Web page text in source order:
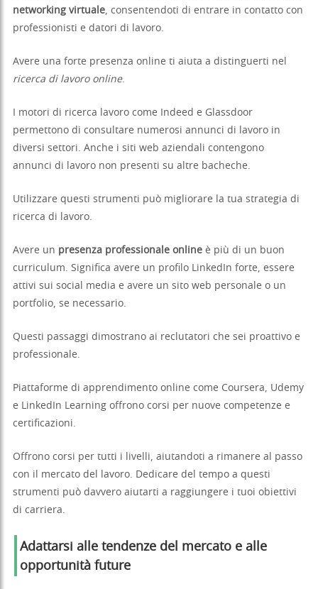
networking virtuale, consentendoti di entrare in contatto con
professionisti e datori di lavoro.
Avere una forte presenza online ti aiuta a distinguerti nel
ricerca di lavoro online.
I motori di ricerca lavoro come Indeed e Glassdoor
permettono di consultare numerosi annunci di lavoro in
diversi settori. Anche i siti web aziendali contengono
annunci di lavoro non presenti su altre bacheche.
Utilizzare questi strumenti può migliorare la tua strategia di
ricerca di lavoro.
Avere un presenza professionale online è più di un buon
curriculum. Significa avere un profilo LinkedIn forte, essere
attivi sui social media e avere un sito web personale o un
portfolio, se necessario.
Questi passaggi dimostrano ai reclutatori che sei proattivo e
professionale.
Piattaforme di apprendimento online come Coursera, Udemy
e LinkedIn Learning offrono corsi per nuove competenze e
certificazioni.
Offrono corsi per tutti i livelli, aiutandoti a rimanere al passo
con il mercato del lavoro. Dedicare del tempo a questi
strumenti può davvero aiutarti a raggiungere i tuoi obiettivi
di carriera.
Adattarsi alle tendenze del mercato e alle
opportunità future